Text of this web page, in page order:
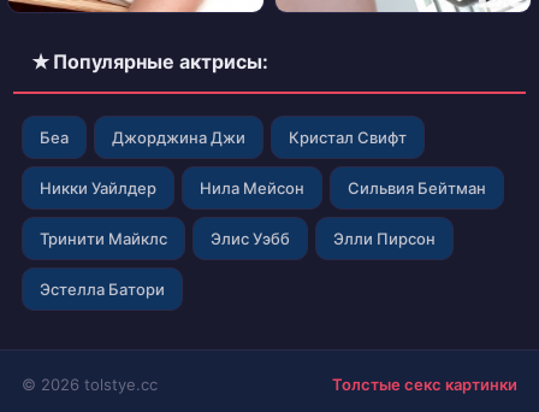
✭ Популярные актрисы:
Беа Джорджина Джи Кристал Свифт
Никки Уайлдер Нила Мейсон Сильвия Бейтман
Тринити Майклс Элис Уэбб Элли Пирсон
Эстелла Батори
© 2026 tolstye.cc Толстые секс картинки